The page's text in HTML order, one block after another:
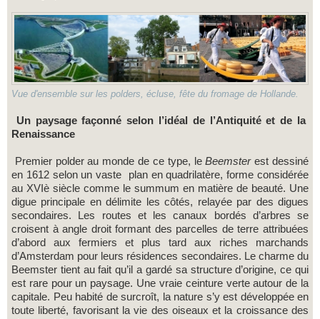
Vue d'ensemble sur les polders, écluse, fête du fromage de Hollande.
Un paysage façonné selon l’idéal de l’Antiquité et de la
Renaissance
Premier polder au monde de ce type, leBeemsterest dessiné
en 1612 selon un vaste plan en quadrilatère, forme considérée
au XVIè siècle comme le summum en matière de beauté. Une
digue principale en délimite les côtés, relayée par des digues
secondaires. Les routes et les canaux bordés d’arbres se
croisent à angle droit formant des parcelles de terre attribuées
d’abord aux fermiers et plus tard aux riches marchands
d’Amsterdam pour leurs résidences secondaires. Le charme du
Beemster tient au fait qu’il a gardé sa structure d’origine, ce qui
est rare pour un paysage. Une vraie ceinture verte autour de la
capitale. Peu habité de surcroît, la nature s’y est développée en
toute liberté, favorisant la vie des oiseaux et la croissance des